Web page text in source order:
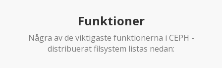
Funktioner
Några av de viktigaste funktionerna i CEPH -
distribuerat filsystem listas nedan: